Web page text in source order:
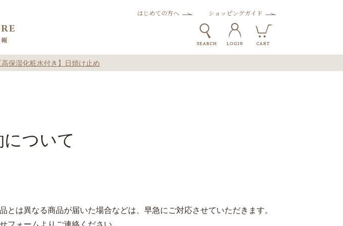
はじめての方へ ショッピングガイド
高保湿化粧水付き】日焼け止め
ついて
は異なる商品が届いた場合などは、早急にご対応させていただきます。